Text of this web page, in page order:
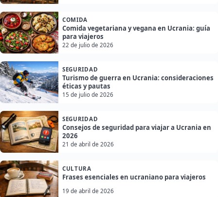
COMIDA
Comida vegetariana y vegana en Ucrania: guía
para viajeros
22 de julio de 2026
SEGURIDAD
Turismo de guerra en Ucrania: consideraciones
éticas y pautas
15 de julio de 2026
SEGURIDAD
Consejos de seguridad para viajar a Ucrania en
2026
21 de abril de 2026
CULTURA
Frases esenciales en ucraniano para viajeros
19 de abril de 2026